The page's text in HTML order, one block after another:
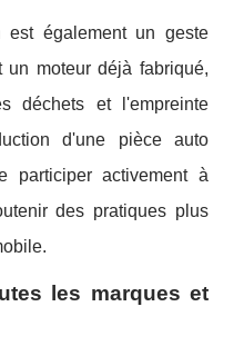
est également un geste
un moteur déjà fabriqué,
déchets et l'empreinte
d'une pièce auto
participer activement à
des pratiques plus
les marques et